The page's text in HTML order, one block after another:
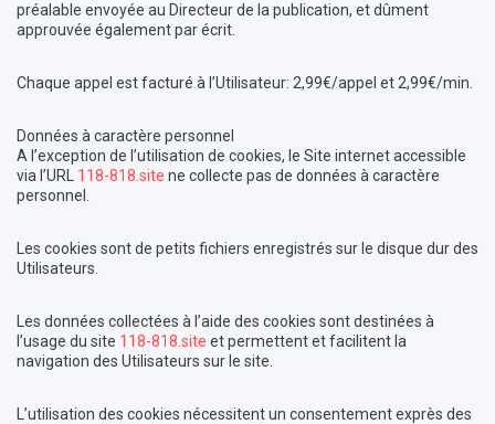
préalable envoyée au Directeur de la publication, et dûment
approuvée également par écrit.
Chaque appel est facturé à l’Utilisateur: 2,99€/appel et 2,99€/min.
Données à caractère personnel
A l’exception de l’utilisation de cookies, le Site internet accessible
via l’URL 118-818.site ne collecte pas de données à caractère
personnel.
Les cookies sont de petits fichiers enregistrés sur le disque dur des
Utilisateurs.
Les données collectées à l’aide des cookies sont destinées à
l’usage du site 118-818.site et permettent et facilitent la
navigation des Utilisateurs sur le site.
L’utilisation des cookies nécessitent un consentement exprès des